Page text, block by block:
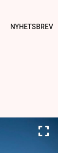
NYHETSBREV